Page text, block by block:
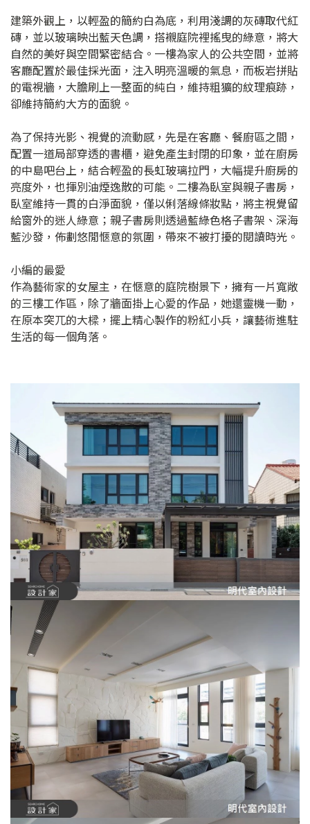
建築外觀上，以輕盈的簡約白為底，利用淺調的灰磚取代紅
磚，並以玻璃映出藍天色調，搭襯庭院裡搖曳的綠意，將大
自然的美好與空間緊密結合。一樓為家人的公共空間，並將
客廳配置於最佳採光面，注入明亮溫暖的氣息，而板岩拼貼
的電視牆，大膽刷上一整面的純白，維持粗獷的紋理痕跡，
卻維持簡約大方的面貌。
為了保持光影、視覺的流動感，先是在客廳、餐廚區之間，
配置一道局部穿透的書櫃，避免產生封閉的印象，並在廚房
的中島吧台上，結合輕盈的長虹玻璃拉門，大幅提升廚房的
亮度外，也揮別油煙逸散的可能。二樓為臥室與親子書房，
臥室維持一貫的白淨面貌，僅以俐落線條妝點，將主視覺留
給窗外的迷人綠意；親子書房則透過藍綠色格子書架、深海
藍沙發，佈劃悠閒愜意的氛圍，帶來不被打擾的閱讀時光。
小編的最愛
作為藝術家的女屋主，在愜意的庭院樹景下，擁有一片寬敞
的三樓工作區，除了牆面掛上心愛的作品，她還靈機一動，
在原本突兀的大樑，擺上精心製作的粉紅小兵，讓藝術進駐
生活的每一個角落。